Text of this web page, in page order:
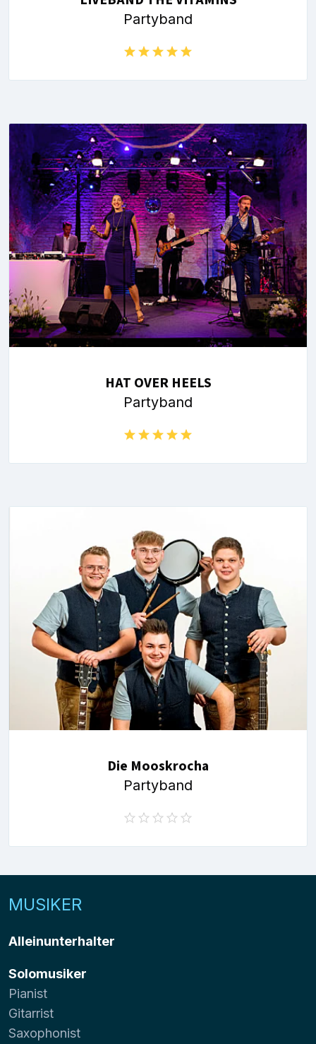
Partyband
HAT OVER HEELS
Partyband
Die Mooskrocha
Partyband
MUSIKER
Alleinunterhalter
Solomusiker
Pianist
Gitarrist
Saxophonist